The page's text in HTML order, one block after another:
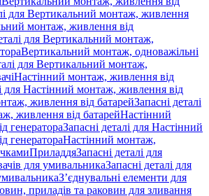
для Вертикальний монтаж, живлення
монтаж, живлення від
для Вертикальний монтаж,
Вертикальний монтаж, одноважільні
для Вертикальний монтаж,
Настінний монтаж, живлення від
для Настінний монтаж, живлення від
живлення від батарейЗапасні деталі
живлення від батарейНастінний
генератораЗапасні деталі для Настінний
генератораНастінний монтаж,
ПриладдяЗапасні деталі для
для умивальникаЗапасні деталі для
З’єднувальні елементи для
приладів та раковин для зливання